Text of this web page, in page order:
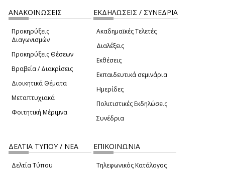
ΑΝΑΚΟΙΝΩΣΕΙΣ
Προκηρύξεις
Διαγωνισμών
Προκηρύξεις Θέσεων
Βραβεία / Διακρίσεις
Διοικητικά Θέματα
Μεταπτυχιακά
Φοιτητική Μέριμνα
ΕΚΔΗΛΩΣΕΙΣ / ΣΥΝΕΔΡΙΑ
Ακαδημαϊκές Τελετές
Διαλέξεις
Εκθέσεις
Εκπαιδευτικά σεμινάρια
Ημερίδες
Πολιτιστικές Εκδηλώσεις
Συνέδρια
ΔΕΛΤΙΑ ΤΥΠΟΥ / ΝΕΑ
Δελτία Τύπου
ΕΠΙΚΟΙΝΩΝΙΑ
Τηλεφωνικός Κατάλογος